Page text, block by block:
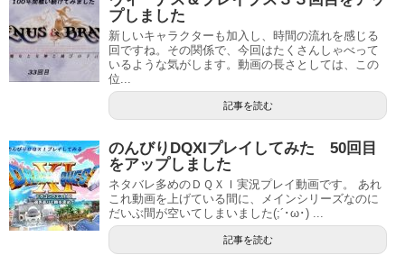
プしました
新しいキャラクターも加入し、時間の流れを感じる
回ですね。その関係で、今回はたくさんしゃべって
いるような気がします。動画の長さとしては、この
位...
記事を読む
のんびりDQXIプレイしてみた 50回目
をアップしました
ネタバレ多めのＤＱＸＩ実況プレイ動画です。 あれ
これ動画を上げている間に、メインシリーズなのに
だいぶ間が空いてしまいました(;´･ω･) ...
記事を読む